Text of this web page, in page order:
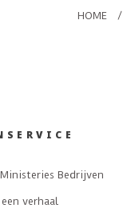
HOME /
Bedrijven
verhaal